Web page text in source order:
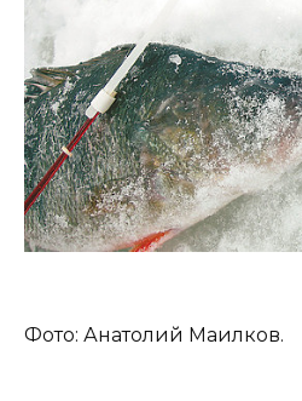
Фото: Анатолий Маилков.